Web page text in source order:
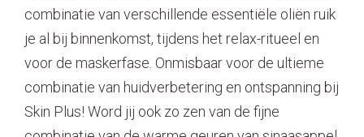
combinatie van verschillende essentiële oliën ruik
je al bij binnenkomst, tijdens het relax-ritueel en
voor de maskerfase. Onmisbaar voor de ultieme
combinatie van huidverbetering en ontspanning bij
Skin Plus! Word jij ook zo zen van de fijne